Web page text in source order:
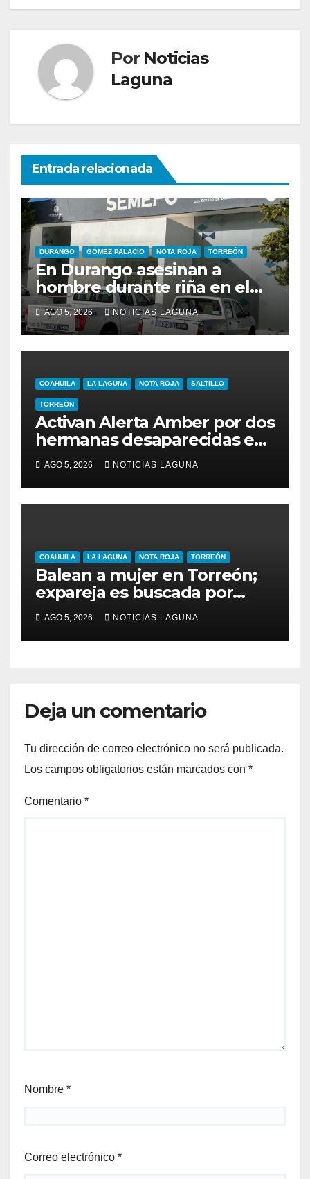
Por Noticias
Laguna
Entrada relacionada
DURANGO GÓMEZ PALACIO NOTA ROJA TORREÓN
En Durango asesinan a
hombre durante riña en el
Infonavit Guadalupe Victoria
AGO 5, 2026 NOTICIAS LAGUNA
COAHUILA LA LAGUNA NOTA ROJA SALTILLO
TORREÓN
Activan Alerta Amber por dos
hermanas desaparecidas en
Torreón
AGO 5, 2026 NOTICIAS LAGUNA
COAHUILA LA LAGUNA NOTA ROJA TORREÓN
Balean a mujer en Torreón;
expareja es buscada por
presunto intento de
feminicidio
AGO 5, 2026 NOTICIAS LAGUNA
Deja un comentario
Tu dirección de correo electrónico no será publicada.
Los campos obligatorios están marcados con *
Comentario *
Nombre *
Correo electrónico *